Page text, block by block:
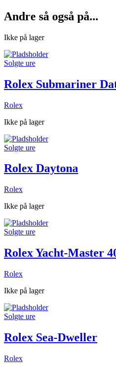
Andre så også på...
Ikke på lager
Solgte ure
Rolex Submariner
Rolex
Ikke på lager
Solgte ure
Rolex Daytona
Rolex
Ikke på lager
Solgte ure
Rolex Yacht-Master
Rolex
Ikke på lager
Solgte ure
Rolex Sea-Dweller
Rolex